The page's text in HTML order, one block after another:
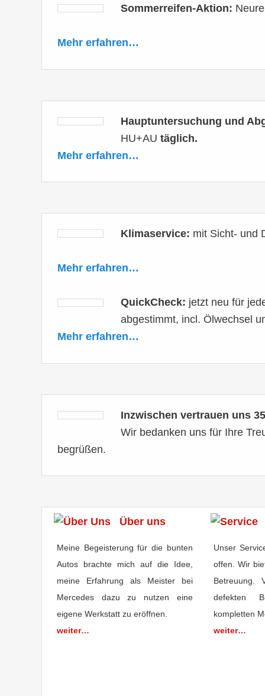
Sommerreifen-Aktion:
Mehr erfahren…
Hauptuntersuchung und
HU+AUtäglich.
Mehr erfahren…
Klimaservice: mit Sicht- und
Mehr erfahren…
QuickCheck: jetzt neu für
abgestimmt, incl. Ölwechsel
Mehr erfahren…
Inzwischen vertrauen uns
Wir bedanken uns für Ihre
begrüßen.
Über uns
Meine Begeisterung für die bunten
Autos brachte mich auf die Idee,
meine Erfahrung als Meister bei
Mercedes dazu zu nutzen eine
eigene Werkstatt zu eröffnen.
weiter…
Unser
offen. Wir
Betreuung.
defekten
kompletten
weiter…